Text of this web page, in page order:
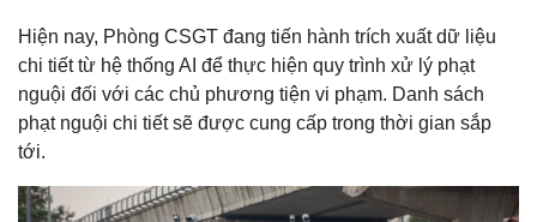
Hiện nay, Phòng CSGT đang tiến hành trích xuất dữ liệu
chi tiết từ hệ thống AI để thực hiện quy trình xử lý phạt
nguội đối với các chủ phương tiện vi phạm. Danh sách
phạt nguội chi tiết sẽ được cung cấp trong thời gian sắp
tới.